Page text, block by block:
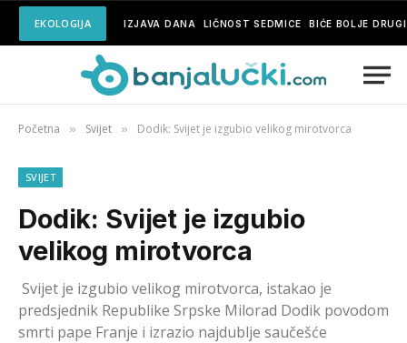
EKOLOGIJA IZJAVA DANA LIČNOST SEDMICE BIĆE BOLJE
Početna » Svijet » Dodik: Svijet je izgubio velikog mirotvorca
SVIJET
Dodik: Svijet je izgubio
velikog mirotvorca
Svijet je izgubio velikog mirotvorca, istakao je
predsjednik Republike Srpske Milorad Dodik povodom
smrti pape Franje i izrazio najdublje saučešće